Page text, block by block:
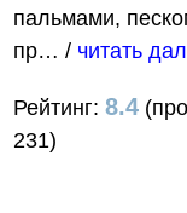
пальмами,
пр… / читать
Рейтинг: 8.4
231)